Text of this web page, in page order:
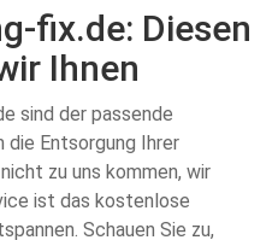
fix.de: Diesen
Ihnen
sind der passende
die Entsorgung Ihrer
zu uns kommen, wir
ist das kostenlose
Schauen Sie zu,